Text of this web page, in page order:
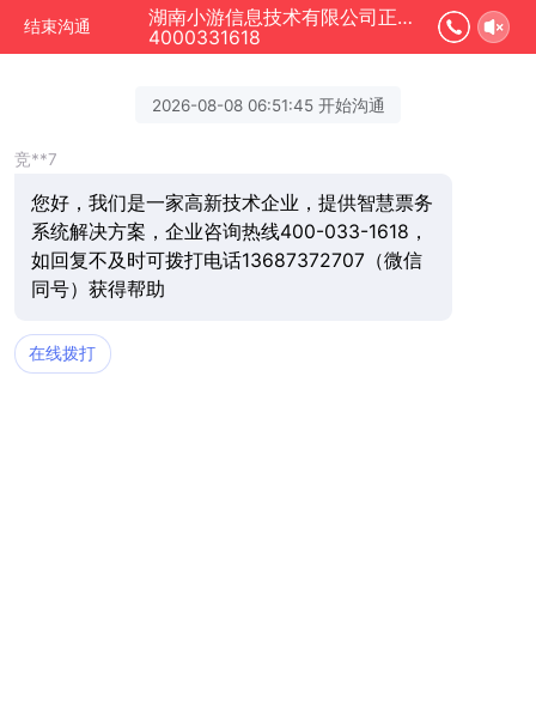
结束沟通
湖南小游信息技术有限公司正在为您服务
4000331618
2026-08-08 06:51:45 开始沟通
竞**7
您好，我们是一家高新技术企业，提供智慧票务
系统解决方案，企业咨询热线400-033-1618，
如回复不及时可拨打电话13687372707（微信
同号）获得帮助
在线拨打